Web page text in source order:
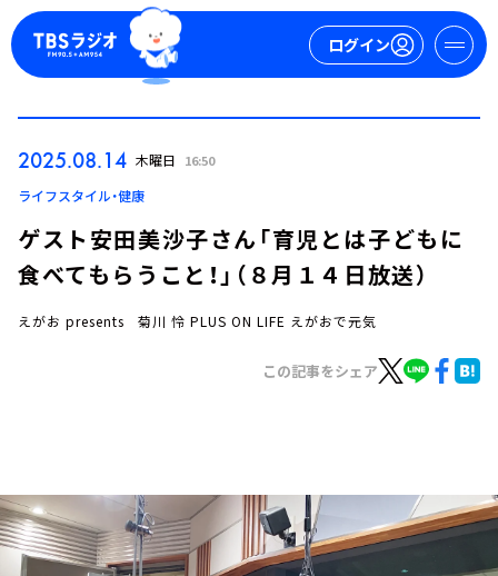
ログイン
ログイン
お知らせ
イベント・グッズ
YouTube
2025.08.14 木曜日 16:50
ライフスタイル・健康
ゲスト安田美沙子さん「育児とは子どもに
食べてもらうこと！」（８月１４日放送）
えがお presents 菊川 怜 PLUS ON LIFE えがおで元気
この記事をシェア